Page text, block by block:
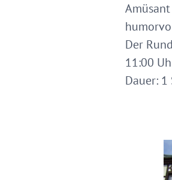
Der
11:00
Dauer: